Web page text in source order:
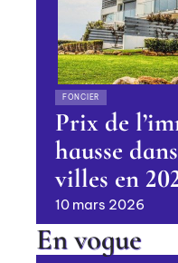
FONCIER
Prix de
hausse
villes en
10 mars 2026
En vogue